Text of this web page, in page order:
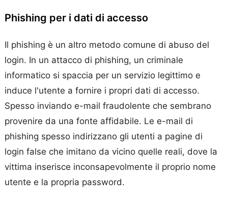
Phishing per i dati di accesso
Il phishing è un altro metodo comune di abuso del
login. In un attacco di phishing, un criminale
informatico si spaccia per un servizio legittimo e
induce l'utente a fornire i propri dati di accesso.
Spesso inviando e-mail fraudolente che sembrano
provenire da una fonte affidabile. Le e-mail di
phishing spesso indirizzano gli utenti a pagine di
login false che imitano da vicino quelle reali, dove la
vittima inserisce inconsapevolmente il proprio nome
utente e la propria password.